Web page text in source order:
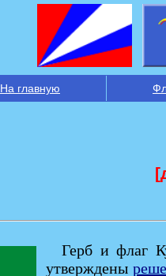
На главную
Герб и флаг
утверждены